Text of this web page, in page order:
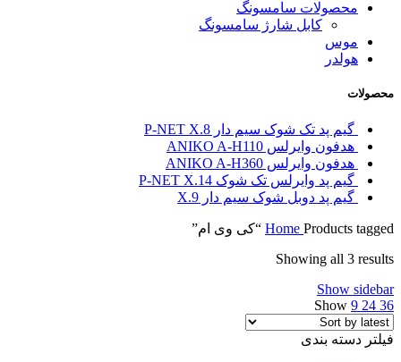
محصولات سامسونگ
کابل شارژ سامسونگ
موس
هولدر
محصولات
گیم پد تک شوک سیم دار P-NET X.8
هدفون وایرلس ANIKO A-H110
هدفون وایرلس ANIKO A-H360
گیم پد وایرلس تک شوک P-NET X.14
گیم پد دوبل شوک سیم دار X.9
Home Products tagged “کی وی ام”
Showing all 3 results
Show sidebar
Show 9 24 36
فیلتر دسته بندی